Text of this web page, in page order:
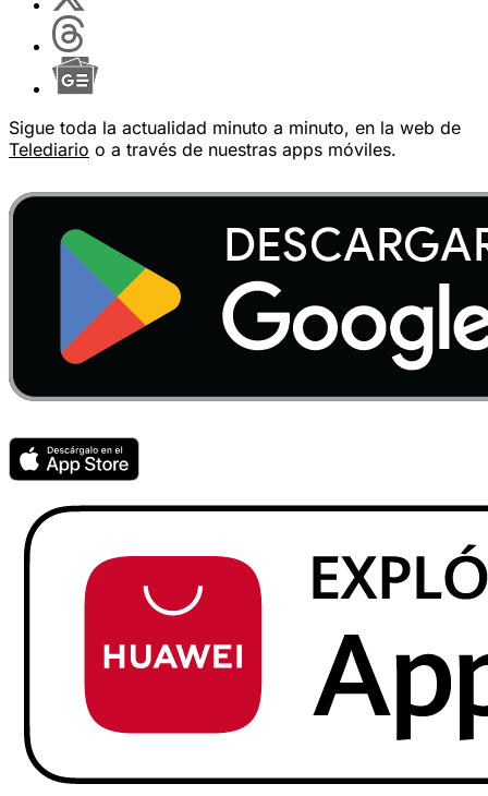
Sigue toda la actualidad minuto a minuto, en la web de
Telediario o a través de nuestras apps móviles.